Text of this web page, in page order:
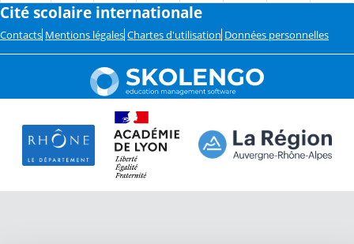
Cité scolaire internationale
Contacts Mentions légales Chartes d'utilisation Données personnelles